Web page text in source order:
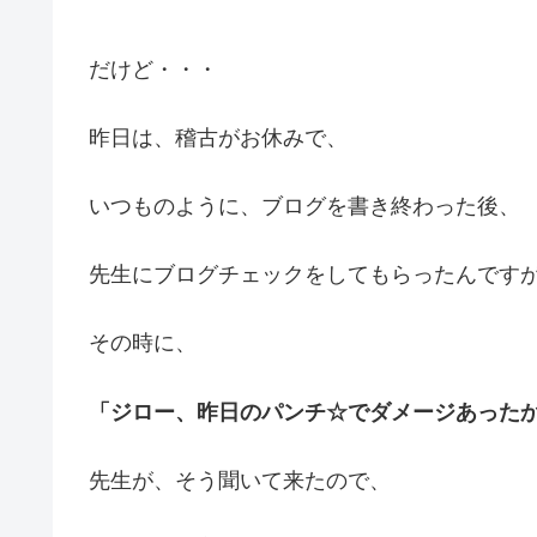
だけど・・・
昨日は、稽古がお休みで、
いつものように、ブログを書き終わった後、
先生にブログチェックをしてもらったんですが
その時に、
「ジロー、昨日のパンチ☆でダメージあったか
先生が、そう聞いて来たので、